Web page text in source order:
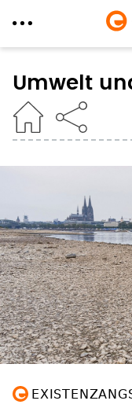
zum
Inhalt
Umwelt